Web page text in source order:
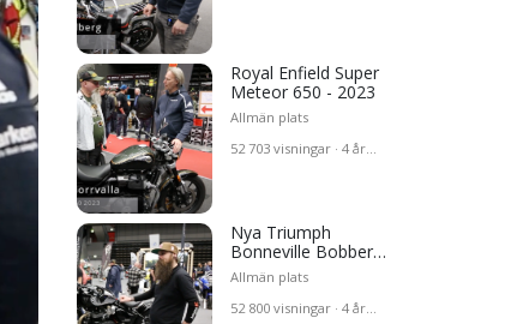
Royal Enfield Super
Meteor 650 - 2023
Allmän plats
52 703 visningar · 4 år
Nya Triumph
Bonneville Bobber
Chrome Edition 2023
Allmän plats
52 800 visningar · 4 år